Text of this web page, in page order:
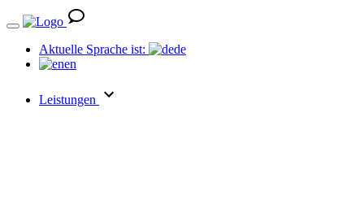
Aktuelle Sprache ist:
de
en
Leistungen